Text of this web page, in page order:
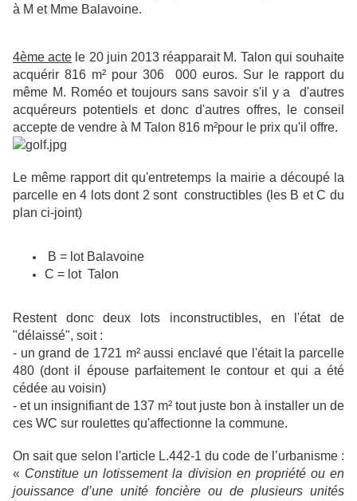
à M et Mme Balavoine.
4ème acte le 20 juin 2013 réapparait M. Talon qui souhaite
acquérir 816 m² pour 306
000 euros. Sur le rapport du
même M. Roméo et toujours sans savoir s'il y a d'autres
acquéreurs potentiels et donc d'autres offres, le conseil
accepte de vendre à M Talon 816 m²pour le prix qu'il offre.
Le même rapport dit qu'entretemps la mairie a découpé la
parcelle en 4 lots dont 2 sont constructibles (les B et C du
plan ci-joint)
B = lot Balavoine
C = lot Talon
Restent donc deux lots inconstructibles, en l'état de
"délaissé", soit :
- un grand de 1721 m² aussi enclavé que l'était la parcelle
480 (dont il épouse parfaitement le contour et qui a été
cédée au voisin)
- et un insignifiant de 137 m² tout juste bon à installer un de
ces WC sur roulettes qu'affectionne la commune.
On sait que selon l'article L.442-1 du code de l’urbanisme :
« Constitue un lotissement la division en propriété ou en
jouissance d’une unité foncière ou de plusieurs unités